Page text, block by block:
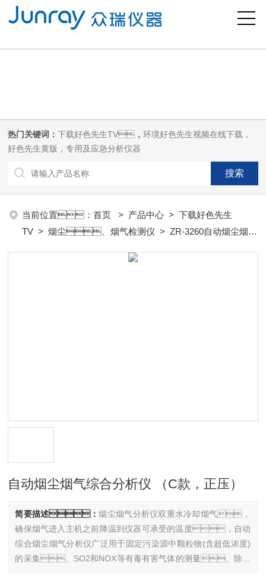
好色先生污版,下载好色先生TV,好色先生视频在线下载,好色先生黄版
热门关键词：下载好色先生TV，环境好色先生视频在线下载，
好色先生黄版，专用及应急分析仪器
当前位置：首页 > 产品中心 >下载好色先生
TV >烟尘、烟气检测仪 > ZR-3260自动烟尘烟气
自动烟尘烟气综合分析仪 （C款，正压）
简要描述：烟尘烟气分析仪双重水冷却烟气，
确保烟气进入主机之前降温到仪器可承受的温度，自动
综合烟尘烟气分析仪广泛用于固定污染源中颗粒物(含超低浓度)
的采集、SO2和NOX等有毒有害气体的测量、除尘